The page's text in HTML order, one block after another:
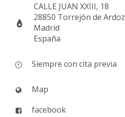
CALLE JUAN XXIII, 18
28850 Torrejón de Ardoz
Madrid
España
Siempre con cita previa
Map
facebook